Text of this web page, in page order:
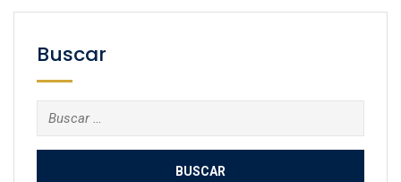
Buscar
Buscar: